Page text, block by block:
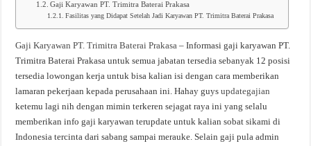
Gaji Karyawan PT. Trimitra Baterai Prakasa
Fasilitas yang Didapat Setelah Jadi Karyawan PT. Trimitra Baterai Prakasa
Gaji Karyawan PT. Trimitra Baterai Prakasa – Informasi gaji karyawan PT.
Trimitra Baterai Prakasa untuk semua jabatan tersedia sebanyak 12 posisi
tersedia lowongan kerja untuk bisa kalian isi dengan cara memberikan
lamaran pekerjaan kepada perusahaan ini. Hahay guysupdategajian
ketemu lagi nih dengan mimin terkeren sejagat raya ini yang selalu
memberikan info gaji karyawan terupdate untuk kalian sobat sikami di
Indonesia tercinta dari sabang sampai merauke. Selain gaji pula admin